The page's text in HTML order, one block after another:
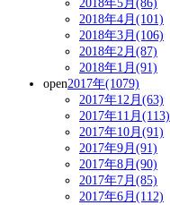
2018年5月(86)
2018年4月(101)
2018年3月(106)
2018年2月(87)
2018年1月(91)
open2017年(1079)
2017年12月(63)
2017年11月(113)
2017年10月(91)
2017年9月(91)
2017年8月(90)
2017年7月(85)
2017年6月(112)